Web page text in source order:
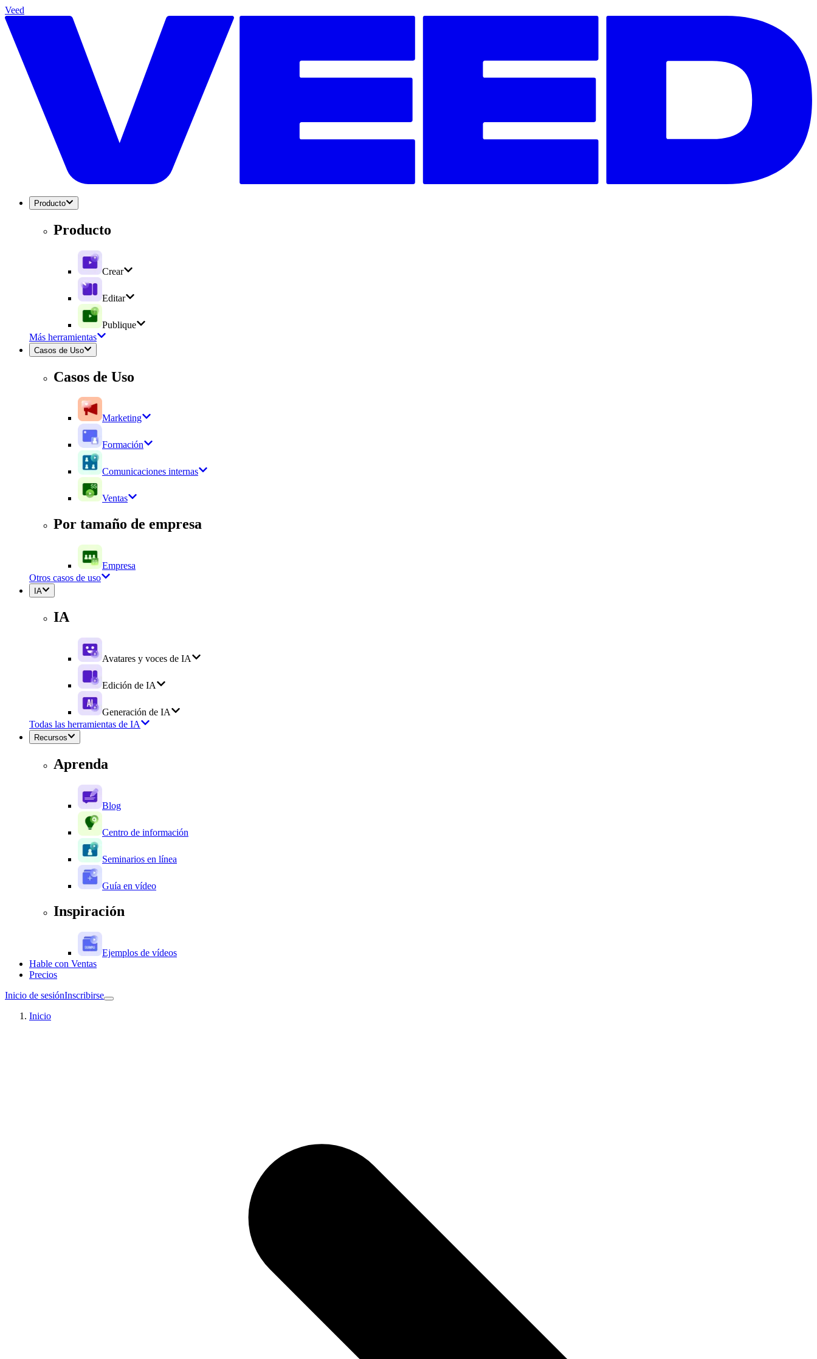
Veed
Producto
Producto
Crear
Editar
Publique
Más herramientas
Casos de Uso
Casos de Uso
Marketing
Formación
Comunicaciones internas
Ventas
Por tamaño de empresa
Empresa
Otros casos de uso
IA
IA
Avatares y voces de IA
Edición de IA
Generación de IA
Todas las herramientas de IA
Recursos
Aprenda
Blog
Centro de información
Seminarios en línea
Guía en vídeo
Inspiración
Ejemplos de vídeos
Hable con Ventas
Precios
Inicio de sesiónInscribirse
Inicio